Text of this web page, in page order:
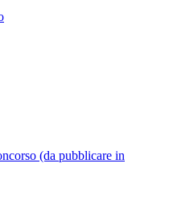
(da pubblicare in